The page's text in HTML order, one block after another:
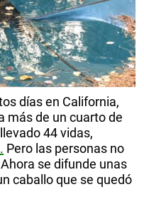
días en California,
más de un cuarto de
44 vidas,
Pero las personas no
se difunde unas
caballo que se quedó